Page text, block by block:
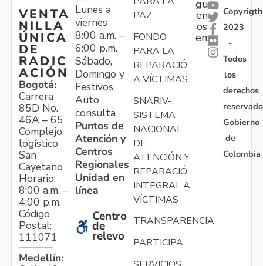
VENTA
NILLA
ÚNICA
DE
RADIC
ACIÓN
Bogotá:
Carrera
85D No.
46A – 65
Complejo
logístico
San
Cayetano
Horario:
8:00 a.m. –
4:00 p.m.
Código
Postal:
111071
Medellín:
Lunes a
viernes
8:00 a.m. –
6:00 p.m.
Sábado,
Domingo y
Festivos
Auto
consulta
Puntos de
Atención y
Centros
Regionales
Unidad en
línea
Centro
de
relevo
PAZ
FONDO
PARA LA
REPARACIÓN
A VÍCTIMAS
SNARIV-
SISTEMA
NACIONAL
DE
ATENCIÓN Y
REPARACIÓN
INTEGRAL A
VÍCTIMAS
TRANSPARENCIA
PARTICIPA
gu
en
os
en:
Copyrigth
2023
-
Todos
los
derechos
Gobierno
de
Colombia